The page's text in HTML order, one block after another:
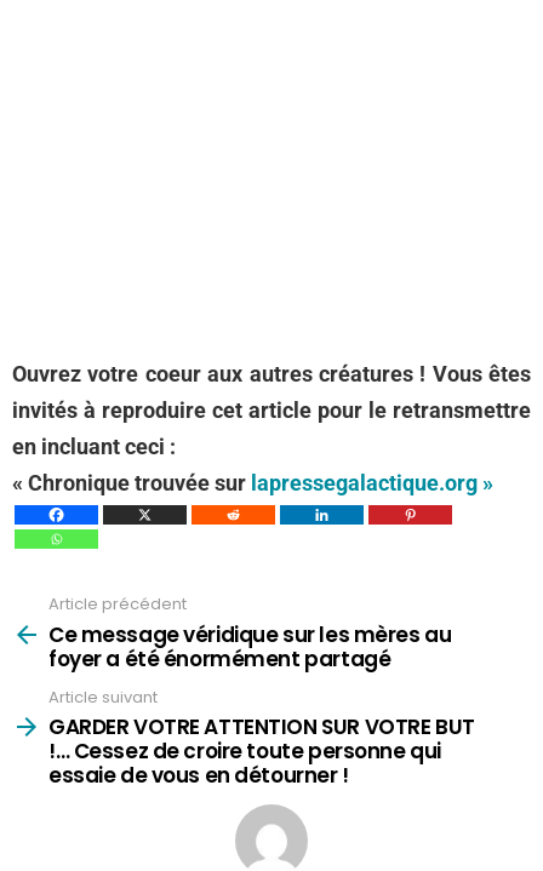
Ouvrez votre coeur aux autres créatures ! Vous êtes
invités à reproduire cet article pour le retransmettre
en incluant ceci :
« Chronique trouvée sur lapressegalactique.org »
plus
Article précédent
Ce message véridique sur les mères au
foyer a été énormément partagé
Article suivant
GARDER VOTRE ATTENTION SUR VOTRE BUT
!… Cessez de croire toute personne qui
essaie de vous en détourner !